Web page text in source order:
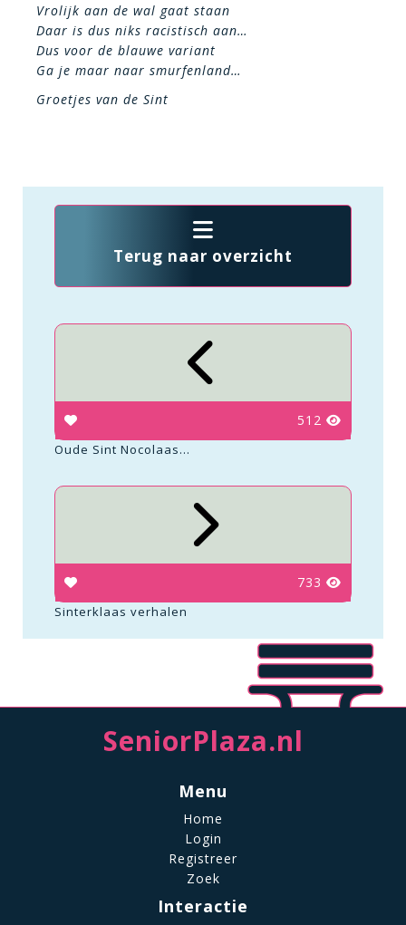
Vrolijk aan de wal gaat staan
Daar is dus niks racistisch aan…
Dus voor de blauwe variant
Ga je maar naar smurfenland…
Groetjes van de Sint
Terug naar overzicht
512
Oude Sint Nocolaas...
733
Sinterklaas verhalen
SeniorPlaza.nl
Menu
Home
Login
Registreer
Zoek
Interactie